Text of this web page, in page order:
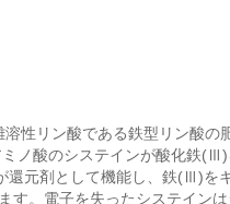
性リン酸である鉄型リン酸の
ノ酸のシステインが酸化鉄
還元剤として機能し、鉄(Ⅲ)を
。電子を失ったシステイン